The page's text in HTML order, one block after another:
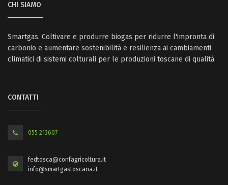
CHI SIAMO
Smartgas. Coltivare e produrre biogas per ridurre l'impronta di
carbonio e aumentare sostenibilità e resilienza ai cambiamenti
climatici di sistemi colturali per le produzioni toscane di qualità.
CONTATTI
055 213607
fedtosca@confagricoltura.it
info@smartgastoscana.it